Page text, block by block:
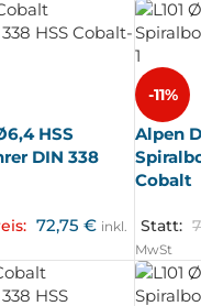
HSS
DIN 338
72,75 € inkl.
-11%
Alpen
Cobalt
Statt:
MwSt